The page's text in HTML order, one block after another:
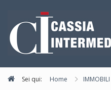
Sei qui: Home IMMOBILI